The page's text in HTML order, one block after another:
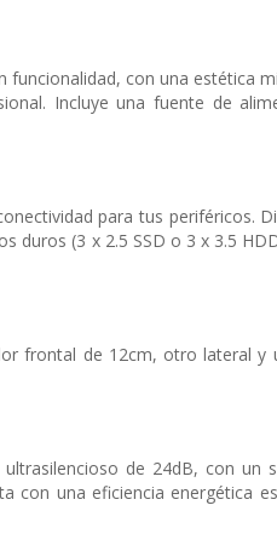
funcionalidad, con una estética
Incluye una fuente de
para tus periféricos.
(3 x 2.5 SSD o 3 x 3.5
frontal de 12cm, otro lateral y
de 24dB, con un
con una eficiencia energética